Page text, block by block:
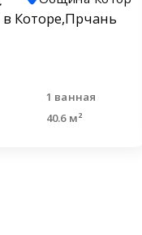
Которе,Прчань
1 ванная
40.6 м²